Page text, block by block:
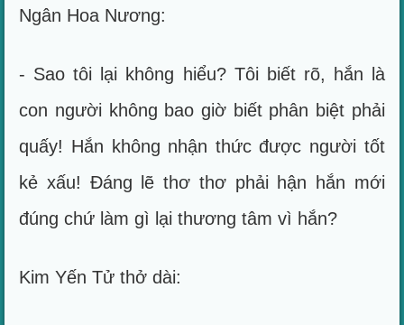
Ngân Hoa Nương:
- Sao tôi lại không hiểu? Tôi biết rõ, hắn là
con người không bao giờ biết phân biệt phải
quấy! Hắn không nhận thức được người tốt
kẻ xấu! Đáng lẽ thơ thơ phải hận hắn mới
đúng chứ làm gì lại thương tâm vì hắn?
Kim Yến Tử thở dài: